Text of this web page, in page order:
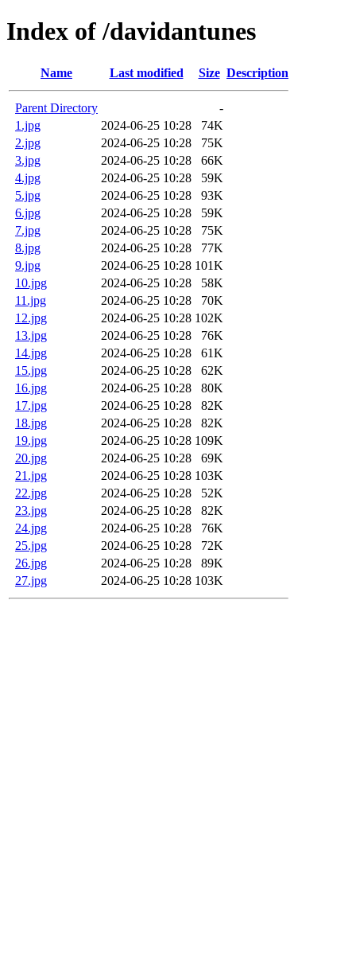
Index of /davidantunes
Name Last modified Size Description
Parent Directory
-
1.jpg
2024-06-25 10:28
74K
2.jpg
2024-06-25 10:28
75K
3.jpg
2024-06-25 10:28
66K
4.jpg
2024-06-25 10:28
59K
5.jpg
2024-06-25 10:28
93K
6.jpg
2024-06-25 10:28
59K
7.jpg
2024-06-25 10:28
75K
8.jpg
2024-06-25 10:28
77K
9.jpg
2024-06-25 10:28 101K
10.jpg
2024-06-25 10:28
58K
11.jpg
2024-06-25 10:28
70K
12.jpg
2024-06-25 10:28 102K
13.jpg
2024-06-25 10:28
76K
14.jpg
2024-06-25 10:28
61K
15.jpg
2024-06-25 10:28
62K
16.jpg
2024-06-25 10:28
80K
17.jpg
2024-06-25 10:28
82K
18.jpg
2024-06-25 10:28
82K
19.jpg
2024-06-25 10:28 109K
20.jpg
2024-06-25 10:28
69K
21.jpg
2024-06-25 10:28 103K
22.jpg
2024-06-25 10:28
52K
23.jpg
2024-06-25 10:28
82K
24.jpg
2024-06-25 10:28
76K
25.jpg
2024-06-25 10:28
72K
26.jpg
2024-06-25 10:28
89K
27.jpg
2024-06-25 10:28 103K